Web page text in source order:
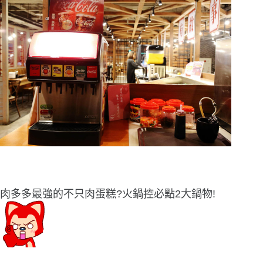
肉多多最強的不只肉蛋糕?火鍋控必點2大鍋物!